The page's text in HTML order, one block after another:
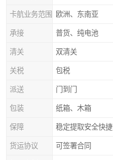
卡航业务范围 欧洲、东南亚
承接 普货、纯电池
清关 双清关
关税 包税
派送 门到门
包装 纸箱、木箱
保障 稳定提取安全快捷
货运协议 可签署合同